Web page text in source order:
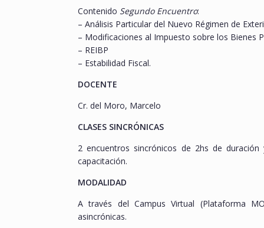
Contenido Segundo Encuentro:
– Análisis Particular del Nuevo Régimen de
– Modificaciones al Impuesto sobre los Bienes
– REIBP
– Estabilidad Fiscal.
DOCENTE
Cr. del Moro, Marcelo
CLASES SINCRÓNICAS
2 encuentros sincrónicos de 2hs de
capacitación.
MODALIDAD
A través del Campus Virtual (Plataforma
asincrónicas.